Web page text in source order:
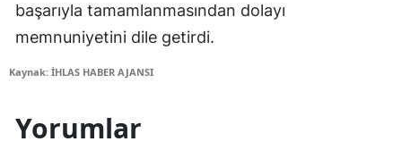
başarıyla tamamlanmasından dolayı
memnuniyetini dile getirdi.
Kaynak: İHLAS HABER AJANSI
Yorumlar